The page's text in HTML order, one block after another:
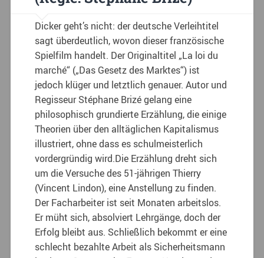
Dicker geht’s nicht: der deutsche Verleihtitel
sagt überdeutlich, wovon dieser französische
Spielfilm handelt. Der Originaltitel „La loi du
marché“ („Das Gesetz des Marktes“) ist
jedoch klüger und letztlich genauer. Autor und
Regisseur Stéphane Brizé gelang eine
philosophisch grundierte Erzählung, die einige
Theorien über den alltäglichen Kapitalismus
illustriert, ohne dass es schulmeisterlich
vordergründig wird.Die Erzählung dreht sich
um die Versuche des 51-jährigen Thierry
(Vincent Lindon), eine Anstellung zu finden.
Der Facharbeiter ist seit Monaten arbeitslos.
Er müht sich, absolviert Lehrgänge, doch der
Erfolg bleibt aus. Schließlich bekommt er eine
schlecht bezahlte Arbeit als Sicherheitsmann